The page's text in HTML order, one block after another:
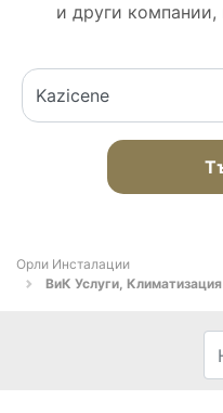
и други компании,
Орли Инсталации
ВиК Услуги,